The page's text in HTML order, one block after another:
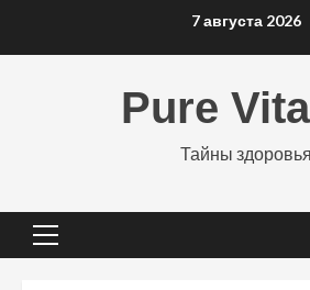
7 августа 2026
Pure
Тайны здоровья
Основное